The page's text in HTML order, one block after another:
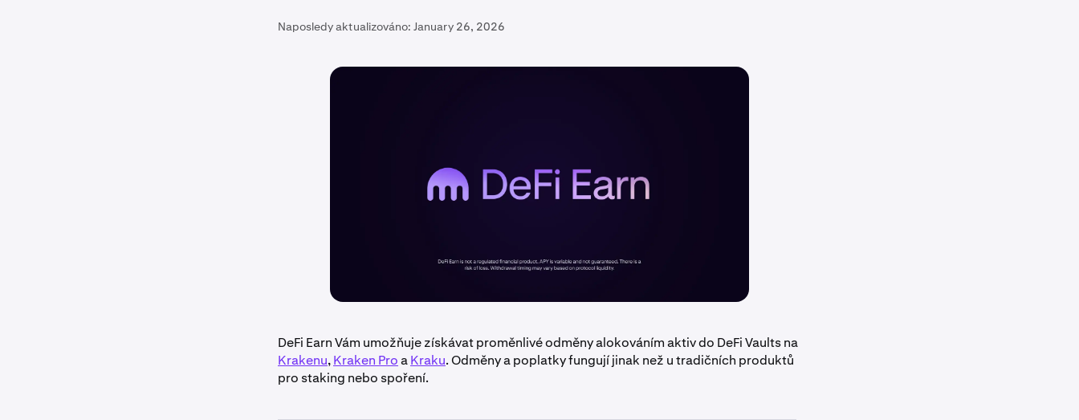
Naposledy aktualizováno: January 26, 2026
DeFi Earn Vám umožňuje získávat proměnlivé odměny alokováním aktiv do DeFi Vaults na
Krakenu,Kraken ProaKraku. Odměny a poplatky fungují jinak než u tradičních produktů
pro staking nebo spoření.